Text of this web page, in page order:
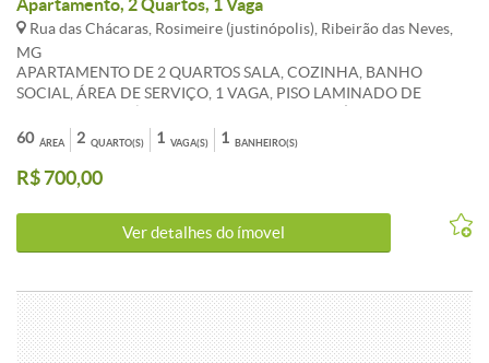
Apartamento, 2 Quartos, 1 Vaga
Rua das Chácaras, Rosimeire (justinópolis), Ribeirão das Neves,
MG
APARTAMENTO DE 2 QUARTOS SALA, COZINHA, BANHO
SOCIAL, ÁREA DE SERVIÇO, 1 VAGA, PISO LAMINADO DE
*OS VALORES ANUNCIADOS DE CONDOMÍNIO E IPTU SÃO
REFERENCIAIS E PODEM SOFRER ALTERACÕES. WHATSAPP 31
983 867 630
ÁREA
60 QUARTO(S)
2 VAGA(S)
1 BANHEIRO(S)
1
R$ 700,00
Ver detalhes do ímovel